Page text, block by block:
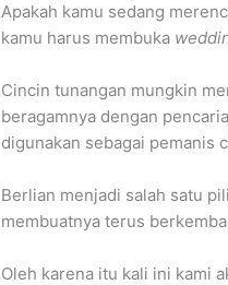
Apakah kamu sedang
kamu harus membuka
Cincin tunangan mungkin
beragamnya dengan
digunakan sebagai pemanis
Berlian menjadi salah satu
membuatnya terus
Oleh karena itu kali ini kami